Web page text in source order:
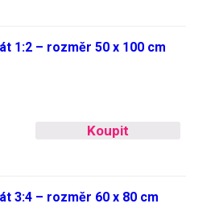
1:2 – rozměr 50 x 100 cm
Koupit
3:4 – rozměr 60 x 80 cm